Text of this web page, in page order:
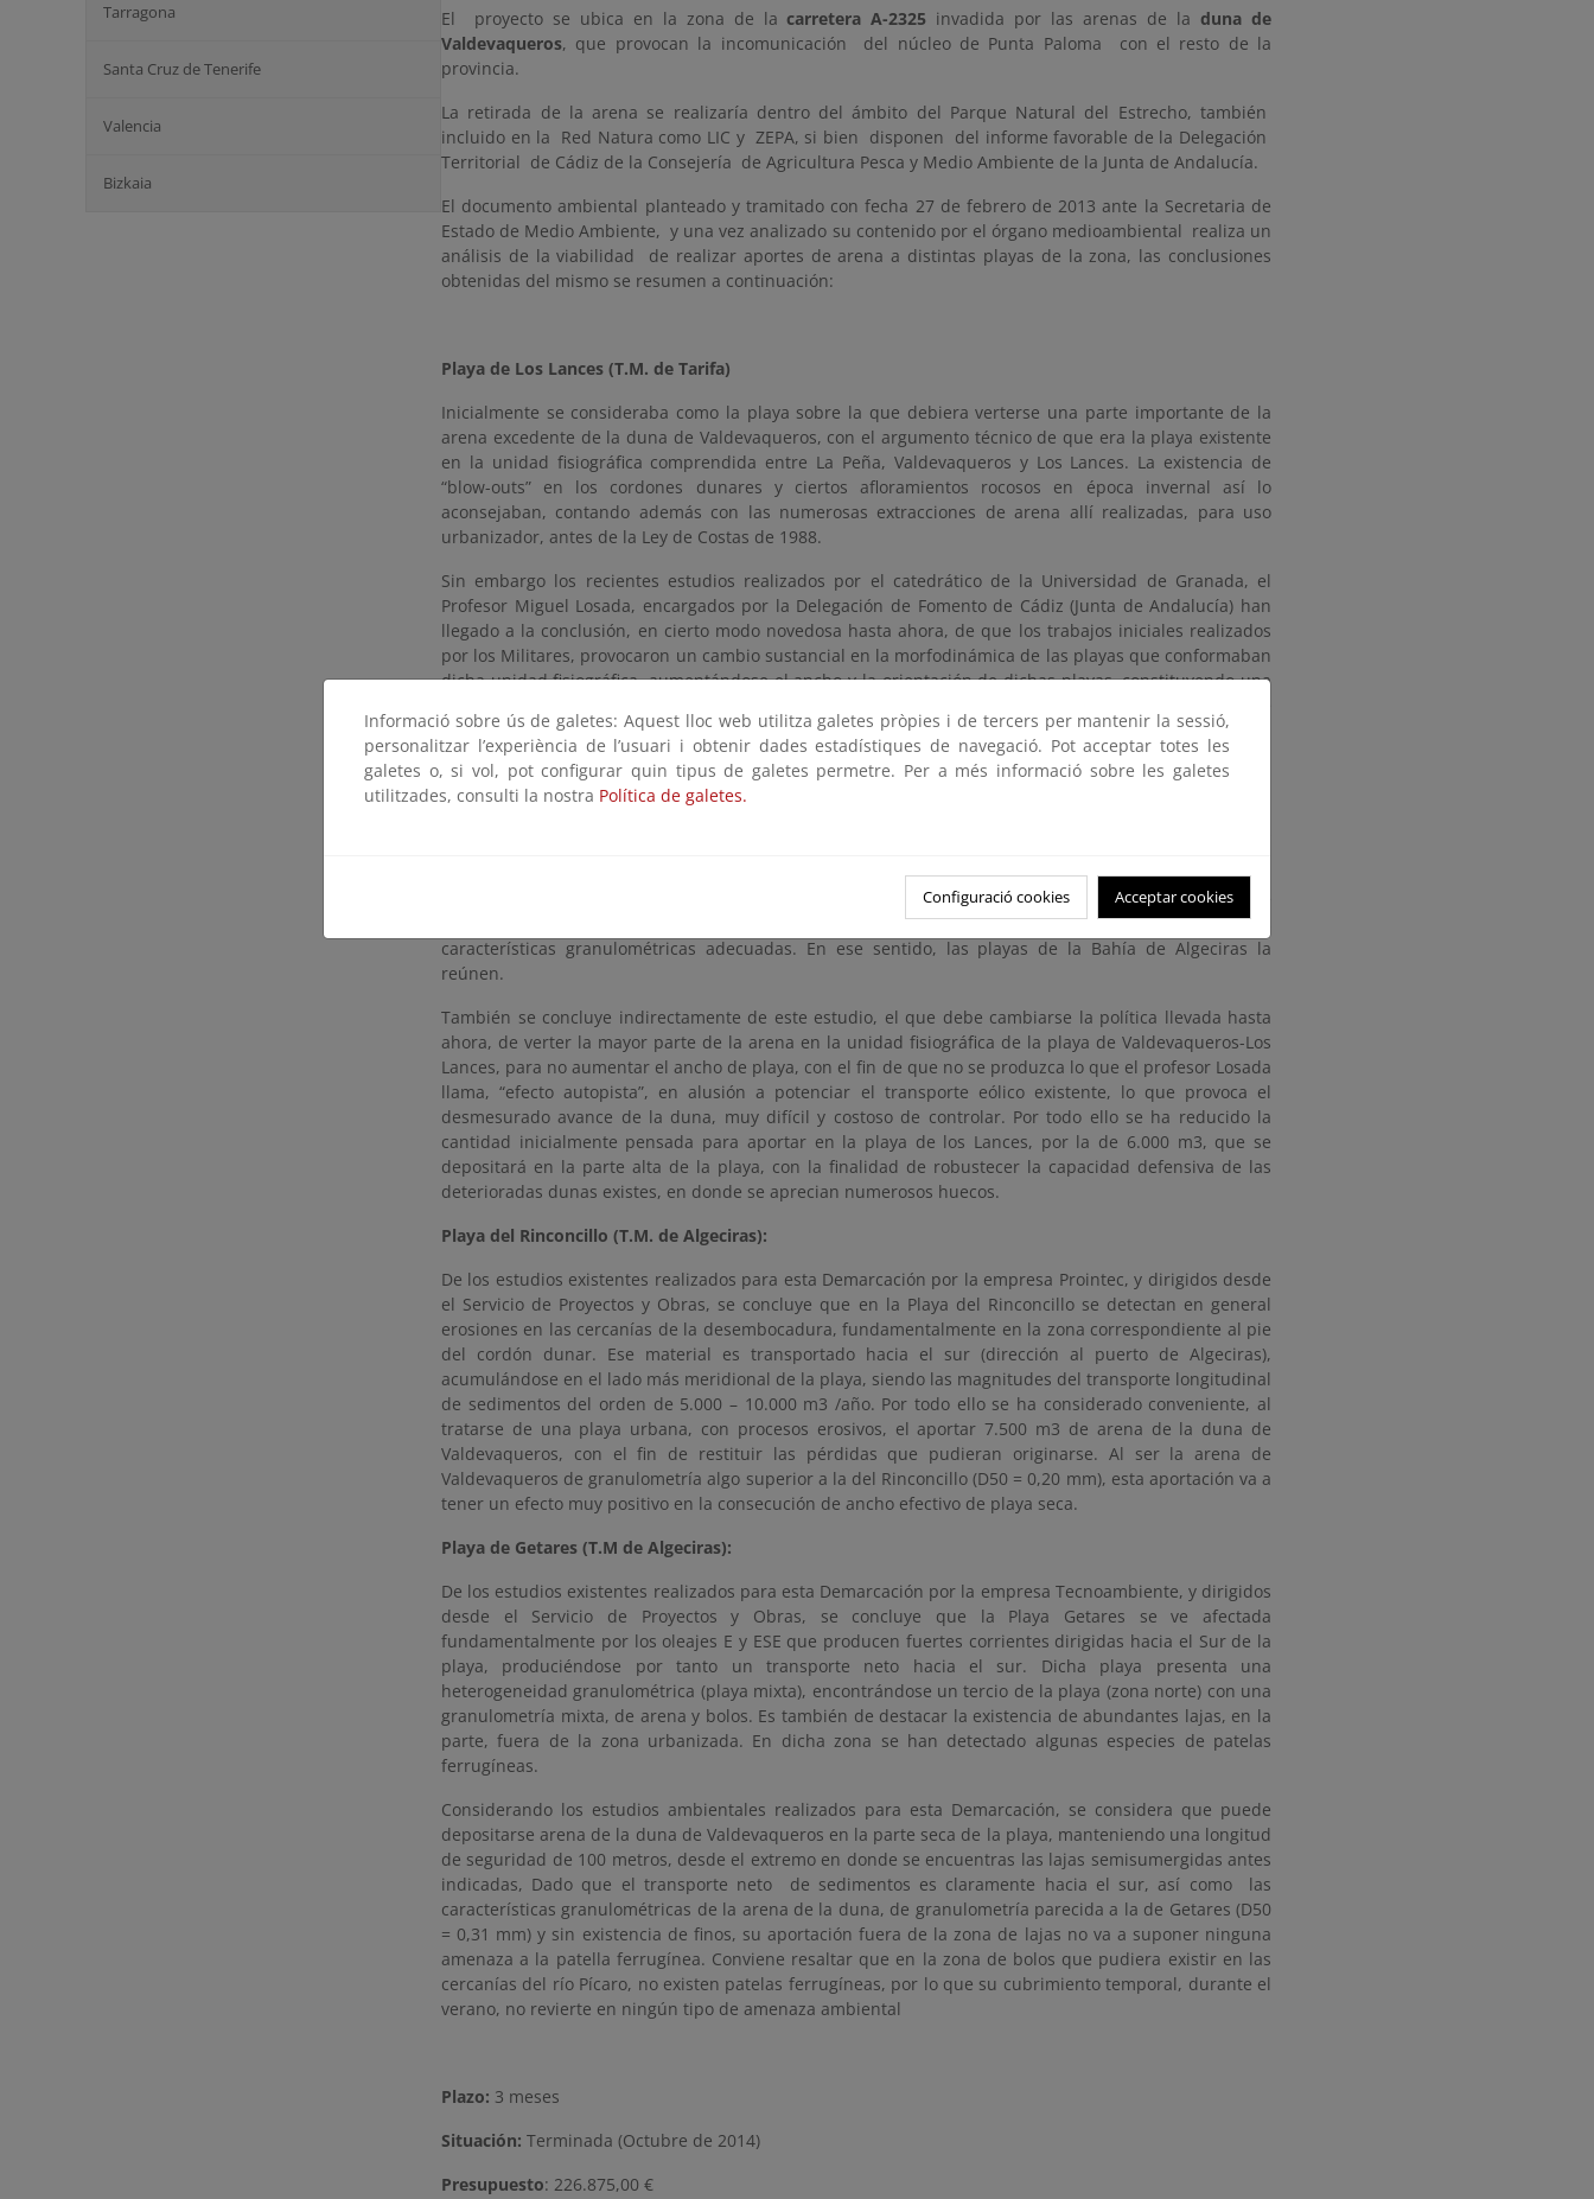
Tarragona
Santa Cruz de Tenerife
Valencia
Bizkaia
El proyecto se ubica en la zona de lacarretera A-2325 invadida por las arenas de laduna de
Valdevaqueros, que provocan la incomunicación del núcleo de Punta Paloma con el resto de la
provincia.
La retirada de la arena se realizaría dentro del ámbito del Parque Natural del Estrecho, también
incluido en la Red Natura como LIC y ZEPA, si bien disponen del informe favorable de la Delegación
Territorial de Cádiz de la Consejería de Agricultura Pesca y Medio Ambiente de la Junta de Andalucía.
El documento ambiental planteado y tramitado con fecha 27 de febrero de 2013 ante la Secretaria de
Estado de Medio Ambiente, y una vez analizado su contenido por el órgano medioambiental realiza un
análisis de la viabilidad de realizar aportes de arena a distintas playas de la zona, las conclusiones
obtenidas del mismo se resumen a continuación:
Playa de Los Lances (T.M. de Tarifa)
Inicialmente se consideraba como la playa sobre la que debiera verterse una parte importante de la
arena excedente de la duna de Valdevaqueros, con el argumento técnico de que era la playa existente
en la unidad fisiográfica comprendida entre La Peña, Valdevaqueros y Los Lances. La existencia de
“blow-outs” en los cordones dunares y ciertos afloramientos rocosos en época invernal así lo
aconsejaban, contando además con las numerosas extracciones de arena allí realizadas, para uso
urbanizador, antes de la Ley de Costas de 1988.
Sin embargo los recientes estudios realizados por el catedrático de la Universidad de Granada, el
Profesor Miguel Losada, encargados por la Delegación de Fomento de Cádiz (Junta de Andalucía) han
llegado a la conclusión, en cierto modo novedosa hasta ahora, de que los trabajos iniciales realizados
por los Militares, provocaron un cambio sustancial en la morfodinámica de las playas que conformaban
dicha unidad fisiográfica, aumentándose el ancho y la orientación de dichas playas, constituyendo una
unas cifras de transporte eólico de 15.000 m3/año a los conocidos 35000-40.000 m3/año en la situación
actual. Por otro lado las estimaciones realizadas por el profesor Losada en su reciente estudio, sobre el
transporte litoral de sedimentos, cuya deriva neta es en dirección Valdevaqueros-Tarifa (contraria al
eólico), producido por los oleajes de poniente, concluyen en que la arena transportada por el mar, en la
Con estos argumentos se concluye que la arena “excedente” de la duna de Valdevaqueros puede y debe
utilizarse para regeneraciones de playas, especialmente, para playas urbanas, que reunan las
características granulométricas adecuadas. En ese sentido, las playas de la Bahía de Algeciras la
reúnen.
También se concluye indirectamente de este estudio, el que debe cambiarse la política llevada hasta
ahora, de verter la mayor parte de la arena en la unidad fisiográfica de la playa de Valdevaqueros-Los
Lances, para no aumentar el ancho de playa, con el fin de que no se produzca lo que el profesor Losada
llama, “efecto autopista”, en alusión a potenciar el transporte eólico existente, lo que provoca el
desmesurado avance de la duna, muy difícil y costoso de controlar. Por todo ello se ha reducido la
cantidad inicialmente pensada para aportar en la playa de los Lances, por la de 6.000 m3, que se
depositará en la parte alta de la playa, con la finalidad de robustecer la capacidad defensiva de las
deterioradas dunas existes, en donde se aprecian numerosos huecos.
Playa del Rinconcillo (T.M. de Algeciras):
De los estudios existentes realizados para esta Demarcación por la empresa Prointec, y dirigidos desde
el Servicio de Proyectos y Obras, se concluye que en la Playa del Rinconcillo se detectan en general
erosiones en las cercanías de la desembocadura, fundamentalmente en la zona correspondiente al pie
del cordón dunar. Ese material es transportado hacia el sur (dirección al puerto de Algeciras),
acumulándose en el lado más meridional de la playa, siendo las magnitudes del transporte longitudinal
de sedimentos del orden de 5.000 – 10.000 m3 /año. Por todo ello se ha considerado conveniente, al
tratarse de una playa urbana, con procesos erosivos, el aportar 7.500 m3 de arena de la duna de
Valdevaqueros, con el fin de restituir las pérdidas que pudieran originarse. Al ser la arena de
Valdevaqueros de granulometría algo superior a la del Rinconcillo (D50 = 0,20 mm), esta aportación va a
tener un efecto muy positivo en la consecución de ancho efectivo de playa seca.
Playa de Getares (T.M de Algeciras):
De los estudios existentes realizados para esta Demarcación por la empresa Tecnoambiente, y dirigidos
desde el Servicio de Proyectos y Obras, se concluye que la Playa Getares se ve afectada
fundamentalmente por los oleajes E y ESE que producen fuertes corrientes dirigidas hacia el Sur de la
playa, produciéndose por tanto un transporte neto hacia el sur. Dicha playa presenta una
heterogeneidad granulométrica (playa mixta), encontrándose un tercio de la playa (zona norte) con una
granulometría mixta, de arena y bolos. Es también de destacar la existencia de abundantes lajas, en la
parte, fuera de la zona urbanizada. En dicha zona se han detectado algunas especies de patelas
ferrugíneas.
Considerando los estudios ambientales realizados para esta Demarcación, se considera que puede
depositarse arena de la duna de Valdevaqueros en la parte seca de la playa, manteniendo una longitud
de seguridad de 100 metros, desde el extremo en donde se encuentras las lajas semisumergidas antes
indicadas, Dado que el transporte neto de sedimentos es claramente hacia el sur, así como las
características granulométricas de la arena de la duna, de granulometría parecida a la de Getares (D50
= 0,31 mm) y sin existencia de finos, su aportación fuera de la zona de lajas no va a suponer ninguna
amenaza a la patella ferrugínea. Conviene resaltar que en la zona de bolos que pudiera existir en las
cercanías del río Pícaro, no existen patelas ferrugíneas, por lo que su cubrimiento temporal, durante el
verano, no revierte en ningún tipo de amenaza ambiental
Plazo: 3 meses
Situación: Terminada (Octubre de 2014)
Presupuesto: 226.875,00 €
Informació sobre ús de galetes: Aquest lloc web utilitza galetes pròpies i de tercers per mantenir la sessió,
personalitzar l’experiència de l’usuari i obtenir dades estadístiques de navegació. Pot acceptar totes les
galetes o, si vol, pot configurar quin tipus de galetes permetre. Per a més informació sobre les galetes
utilitzades, consulti la nostra Política de galetes.
Configuració cookies Acceptar cookies